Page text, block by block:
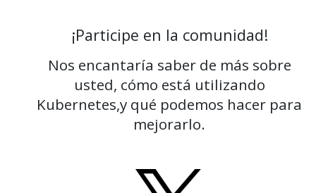
¡Participe en la comunidad!
Nos encantaría saber de más sobre
usted, cómo está utilizando
Kubernetes,y qué podemos hacer para
mejorarlo.